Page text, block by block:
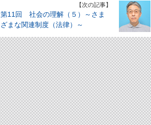
【次の記事】
第11回 社会の理解（５）～さま
ざまな関連制度（法律）～